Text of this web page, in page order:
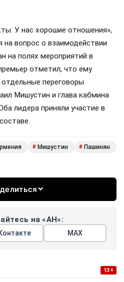
У нас хорошие отношения»,
на вопрос о взаимодействии
на полях мероприятий в
отметил, что ему
переговоры
Мишустин и глава кабмина
лидера приняли участие в
# Мишустин # Пашинян
на «АН»:
МАХ
13+